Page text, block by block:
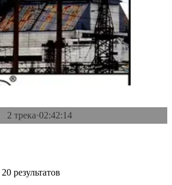
2 трека·02:42:14
20 результатов